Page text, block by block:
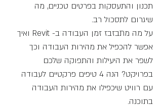
תכנון והתעסקות בפרטים טכניים, מה
שיגרום לתסכול רב.
על מה מתבזבז זמן העבודה ב- Revit ואיך
אפשר להכפיל את מהירות העבודה וכך
לשפר את היעילות והתפוקה שלכם
בפרויקט? הנה 4 טיפים פרקטיים לעבודה
עם רוויט שיכפילו את מהירות העבודה
בתוכנה.